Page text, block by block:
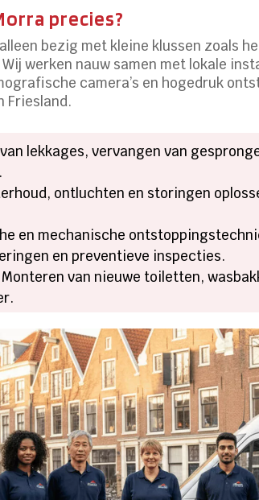
precies?
bezig met kleine klussen zoals
werken nauw samen met lokale
camera’s en hogedruk
Friesland.
lekkages, vervangen van
ontluchten en storingen
en mechanische
en preventieve inspecties.
Monteren van nieuwe toiletten,